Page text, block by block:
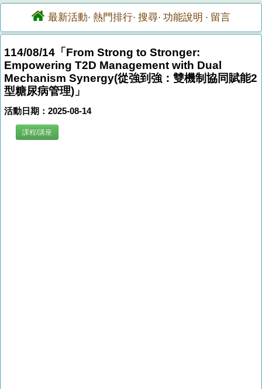
最新活動· 熱門排行· 搜尋· 功能說明 · 留言
114/08/14「From Strong to Stronger:
Empowering T2D Management with Dual
Mechanism Synergy(從強到強：雙機制協同賦能2
型糖尿病管理)」
活動日期：2025-08-14
課程/講座